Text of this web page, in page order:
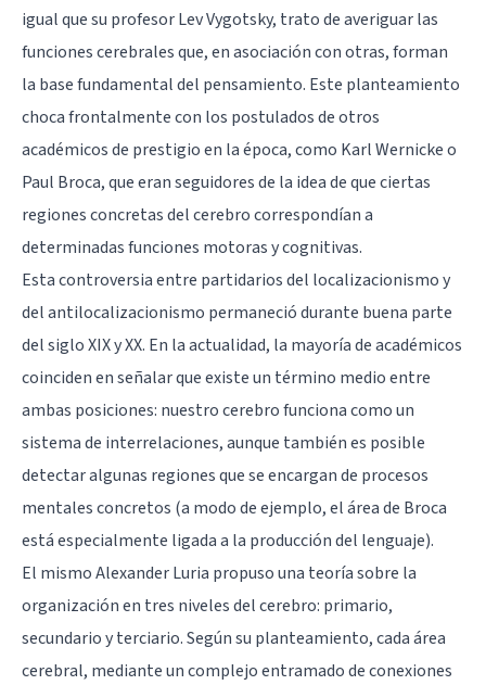
igual que su profesor Lev Vygotsky, trato de averiguar las
funciones cerebrales que, en asociación con otras, forman
la base fundamental del pensamiento. Este planteamiento
choca frontalmente con los postulados de otros
académicos de prestigio en la época,como Karl Wernicke o
Paul Broca, que eran seguidores de la idea de que ciertas
regiones concretas del cerebro correspondían a
determinadas funciones motoras y cognitivas.
Esta controversia entre partidarios del localizacionismo y
del antilocalizacionismo permaneció durante buena parte
del siglo XIX y XX. En la actualidad, la mayoría de académicos
coinciden en señalar que existe un término medio entre
ambas posiciones: nuestro cerebro funciona como un
sistema de interrelaciones, aunque también es posible
detectar algunas regiones que se encargan de procesos
mentales concretos (a modo de ejemplo, el área de Broca
está especialmente ligada a la producción del lenguaje).
El mismo Alexander Luria propuso una teoría sobre la
organización en tres niveles del cerebro: primario,
secundario y terciario. Según su planteamiento, cada área
cerebral, mediante un complejo entramado de conexiones